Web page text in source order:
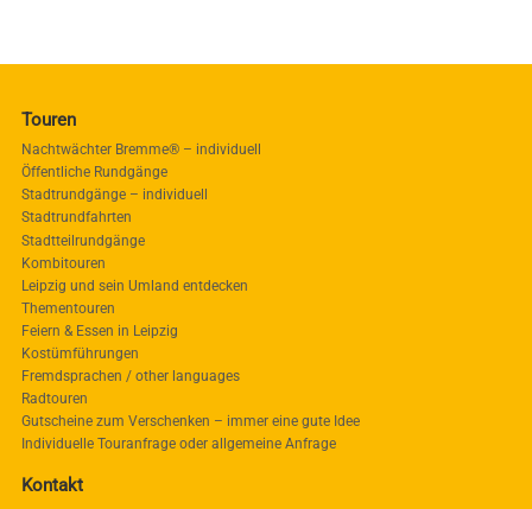
Touren
Nachtwächter Bremme® – individuell
Öffentliche Rundgänge
Stadtrundgänge – individuell
Stadtrundfahrten
Stadtteilrundgänge
Kombitouren
Leipzig und sein Umland entdecken
Thementouren
Feiern & Essen in Leipzig
Kostümführungen
Fremdsprachen / other languages
Radtouren
Gutscheine zum Verschenken – immer eine gute Idee
Individuelle Touranfrage oder allgemeine Anfrage
Kontakt